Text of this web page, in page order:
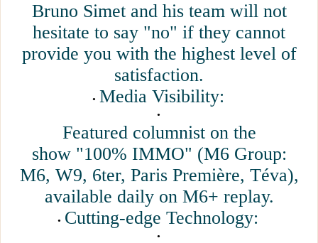
Bruno Simet and his team will not
hesitate to say "no" if they cannot
provide you with the highest level of
satisfaction.
Media Visibility:
Featured columnist on the
show "100% IMMO" (M6 Group:
M6, W9, 6ter, Paris Première, Téva),
available daily on M6+ replay.
Cutting-edge Technology: